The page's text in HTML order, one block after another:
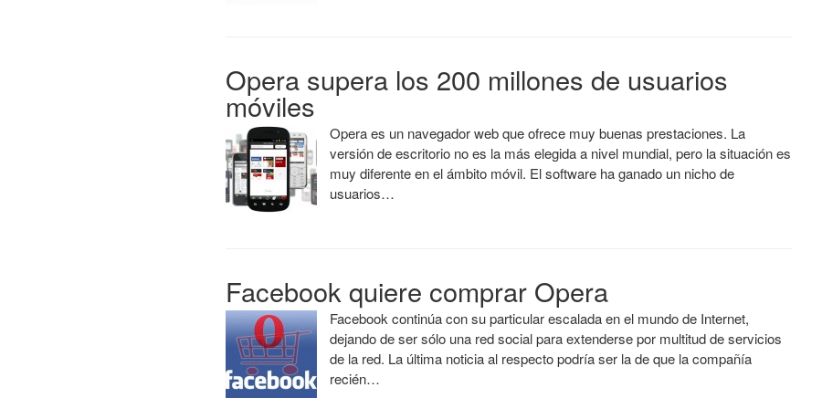
Opera supera los 200 millones de usuarios
móviles
Opera es un navegador web que ofrece muy buenas prestaciones. La
versión de escritorio no es la más elegida a nivel mundial, pero la situación es
muy diferente en el ámbito móvil. El software ha ganado un nicho de
usuarios…
Facebook quiere comprar Opera
Facebook continúa con su particular escalada en el mundo de Internet,
dejando de ser sólo una red social para extenderse por multitud de servicios
de la red. La última noticia al respecto podría ser la de que la compañía
recién…